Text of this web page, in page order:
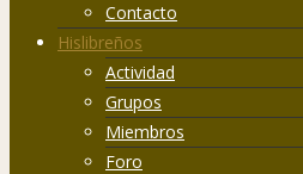
Contacto
Hislibreños
Actividad
Grupos
Miembros
Foro